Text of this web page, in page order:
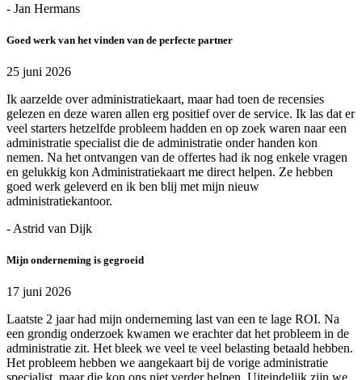
- Jan Hermans
Goed werk van het vinden van de perfecte partner
25 juni 2026
Ik aarzelde over administratiekaart, maar had toen de recensies
gelezen en deze waren allen erg positief over de service. Ik las dat er
veel starters hetzelfde probleem hadden en op zoek waren naar een
administratie specialist die de administratie onder handen kon
nemen. Na het ontvangen van de offertes had ik nog enkele vragen
en gelukkig kon Administratiekaart me direct helpen. Ze hebben
goed werk geleverd en ik ben blij met mijn nieuw
administratiekantoor.
- Astrid van Dijk
Mijn onderneming is gegroeid
17 juni 2026
Laatste 2 jaar had mijn onderneming last van een te lage ROI. Na
een grondig onderzoek kwamen we erachter dat het probleem in de
administratie zit. Het bleek we veel te veel belasting betaald hebben.
Het probleem hebben we aangekaart bij de vorige administratie